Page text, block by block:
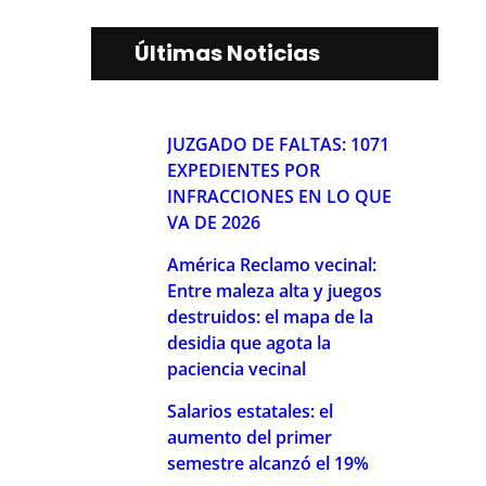
Últimas Noticias
JUZGADO DE FALTAS: 1071
EXPEDIENTES POR
INFRACCIONES EN LO QUE
VA DE 2026
América Reclamo vecinal:
Entre maleza alta y juegos
destruidos: el mapa de la
desidia que agota la
paciencia vecinal
Salarios estatales: el
aumento del primer
semestre alcanzó el 19%